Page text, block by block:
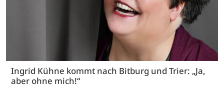
Ingrid Kühne kommt nach Bitburg und Trier: „Ja,
aber ohne mich!“